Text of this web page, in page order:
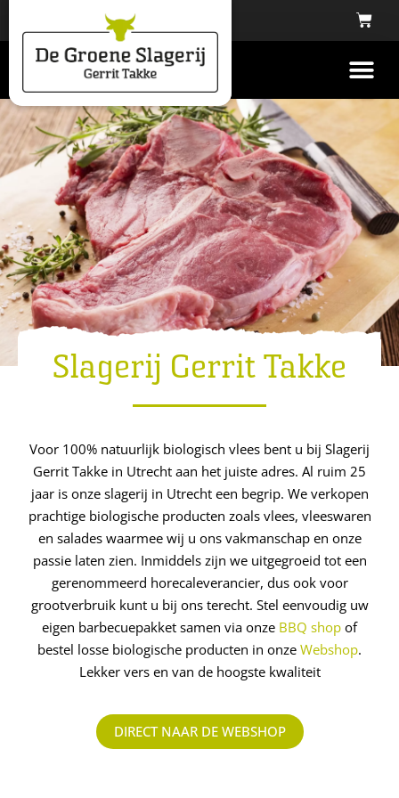
Slagerij Gerrit Takke
Voor 100% natuurlijk biologisch vlees bent u bij Slagerij
Gerrit Takke in Utrecht aan het juiste adres. Al ruim 25
jaar is onze slagerij in Utrecht een begrip. We verkopen
prachtige biologische producten zoals vlees, vleeswaren
en salades waarmee wij u ons vakmanschap en onze
passie laten zien. Inmiddels zijn we uitgegroeid tot een
gerenommeerd ­horecaleverancier, dus ook voor
grootverbruik kunt u bij ons terecht. Stel eenvoudig uw
eigen barbecuepakket samen via onze BBQ shop of
bestel losse biologische producten in onze Webshop.
Lekker vers en van de hoogste kwaliteit
DIRECT NAAR DE WEBSHOP